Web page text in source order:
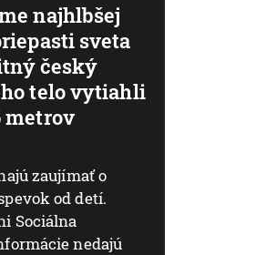
najhlbšej
sveta
český
telo vytiahli
metrov
zaujímať o
od detí.
Sociálna
nedajú